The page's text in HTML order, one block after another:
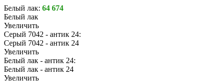
Белый лак: 64 674
Белый лак
Увеличить
Серый 7042 - антик 24:
Серый 7042 - антик 24
Увеличить
Белый лак - антик 24:
Белый лак - антик 24
Увеличить